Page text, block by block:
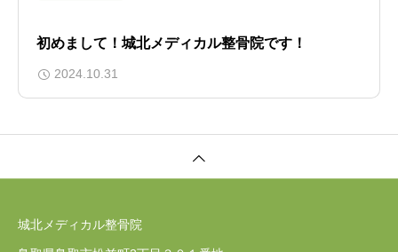
初めまして！城北メディカル整骨院です！
2024.10.31
城北メディカル整骨院